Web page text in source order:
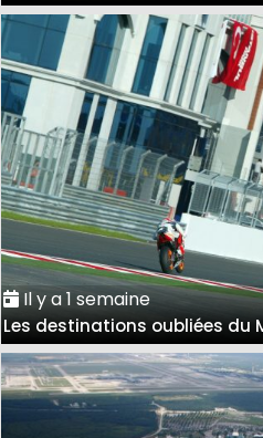
Il y a 1 semaine
Les destinations oubliées du